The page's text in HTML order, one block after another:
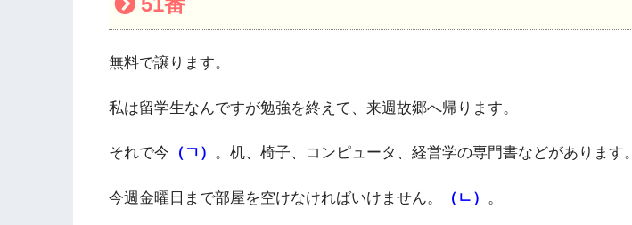
無料で譲ります。
私は留学生なんですが勉強を終えて、来週故郷へ帰ります。
それで今 （ㄱ） 。机、椅子、コンピュータ、経営学の専門書などがあります。
今週金曜日まで部屋を空けなければいけません。 （ㄴ） 。